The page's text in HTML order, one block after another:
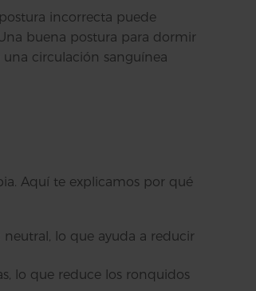
incorrecta puede
buena postura para dormir
circulación sanguínea
Aquí te explicamos por qué
lo que ayuda a reducir
lo que reduce los ronquidos